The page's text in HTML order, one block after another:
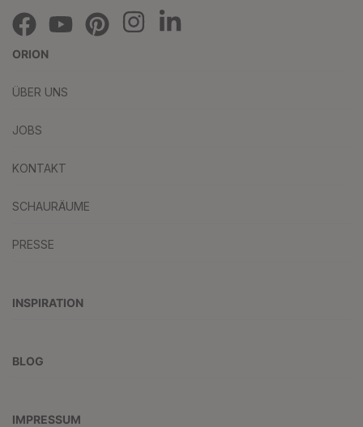
ORION
ÜBER UNS
JOBS
KONTAKT
SCHAURÄUME
PRESSE
INSPIRATION
BLOG
IMPRESSUM